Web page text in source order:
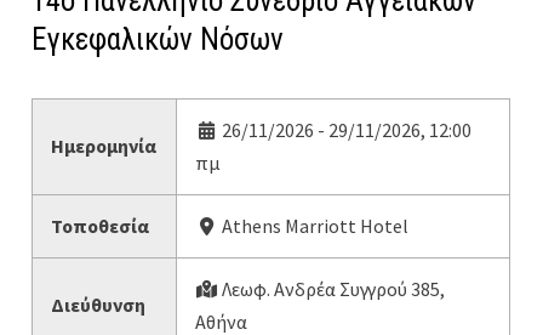
Εγκεφαλικών Νόσων
Ημερομηνία
26/11/2026 - 29/11/2026, 12:00
πμ
Τοποθεσία Athens Marriott Hotel
Διεύθυνση
Λεωφ. Ανδρέα Συγγρού 385,
Αθήνα